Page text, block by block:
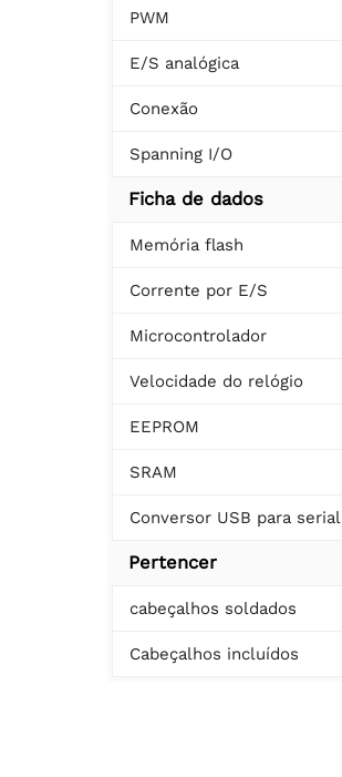
PWM
E/S analógica
Conexão
Spanning I/O
Ficha de dados
Memória flash
Corrente por E/S
Microcontrolador
Velocidade do relógio
EEPROM
SRAM
Conversor USB para serial
Pertencer
cabeçalhos soldados
Cabeçalhos incluídos